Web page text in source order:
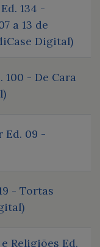
134 -
a 13 de
Digital)
100 - De Cara
Ed. 09 -
- Tortas
Religiões Ed.